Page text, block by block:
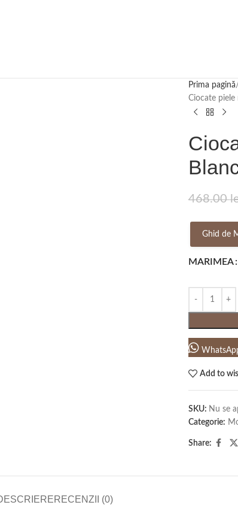
Prima pagină
Ciocate piele
468.00
Ghid de
MARIMEA
Add to
SKU: Nu se
Categorie:
Share:
RECENZII (0)